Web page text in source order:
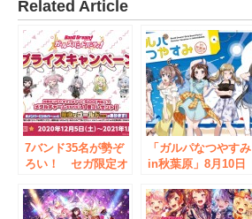
Related Article
7バンド35名が勢ぞ
ろい！ セガ限定オ
らえる！！『バンド
リ！ ガールズバン
「ガルパなつやすみ
in秋葉原」8月10日
サール秋葉原にて開
催！